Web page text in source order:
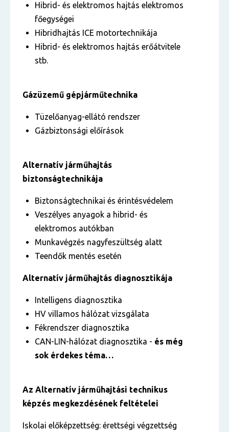
Hibrid- és elektromos hajtás elektromos
főegységei
Hibridhajtás ICE motortechnikája
Hibrid- és elektromos hajtás erőátvitele
stb.
Gázüzemű gépjárműtechnika
Tüzelőanyag-ellátó rendszer
Gázbiztonsági előírások
Alternatív járműhajtás
biztonságtechnikája
Biztonságtechnikai és érintésvédelem
Veszélyes anyagok a hibrid- és
elektromos autókban
Munkavégzés nagyfeszültség alatt
Teendők mentés esetén
Alternatív járműhajtás diagnosztikája
Intelligens diagnosztika
HV villamos hálózat vizsgálata
Fékrendszer diagnosztika
CAN-LIN-hálózat diagnosztika - és még
sok érdekes téma…
Az Alternatív járműhajtási technikus
képzés megkezdésének feltételei
Iskolai előképzettség: érettségi végzettség